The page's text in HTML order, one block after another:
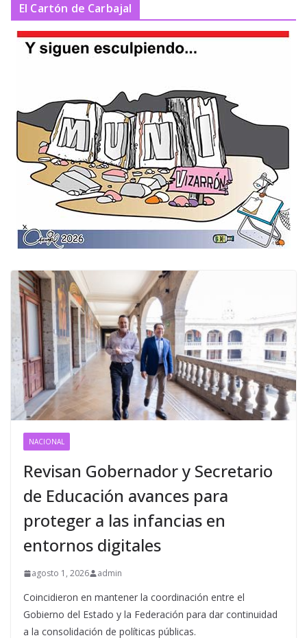
El Cartón de Carbajal
NACIONAL
Revisan Gobernador y Secretario
de Educación avances para
proteger a las infancias en
entornos digitales
agosto 1, 2026 admin
Coincidieron en mantener la coordinación entre el
Gobierno del Estado y la Federación para dar continuidad
a la consolidación de políticas públicas.